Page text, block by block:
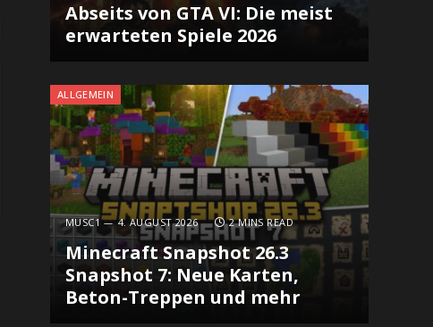
Abseits von GTA VI: Die meist
erwarteten Spiele 2026
ALLGEMEIN
MUSC1 4. AUGUST 2026 2 MINS READ
Minecraft Snapshot 26.3
Snapshot 7: Neue Karten,
Beton-Treppen und mehr